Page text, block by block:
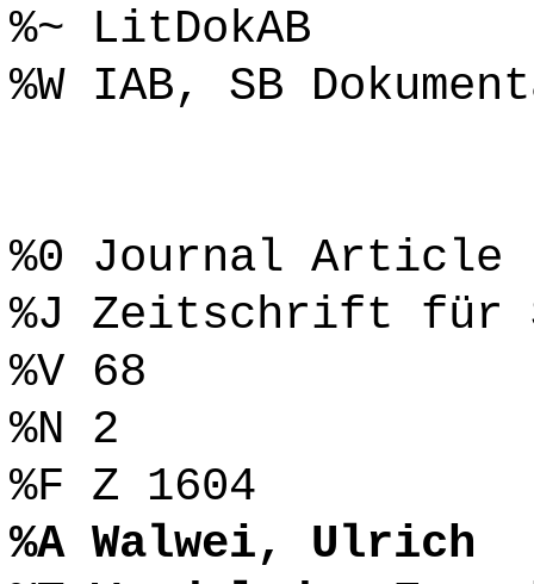
%~ LitDokAB
%W IAB, SB
%0 Journal Article
%J Zeitschrift für
%V 68
%N 2
%F Z 1604
%A Walwei, Ulrich